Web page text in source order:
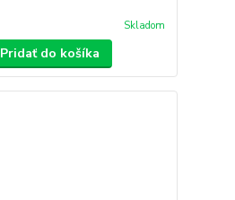
Skladom
Pridať do košíka